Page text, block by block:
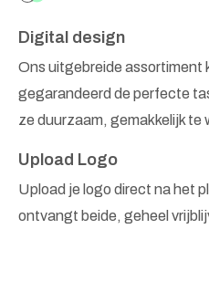
Digital design
Ons uitgebreide assortiment
gegarandeerd de perfecte
ze duurzaam, gemakkelijk te
Upload Logo
Upload je logo direct na het
ontvangt beide, geheel